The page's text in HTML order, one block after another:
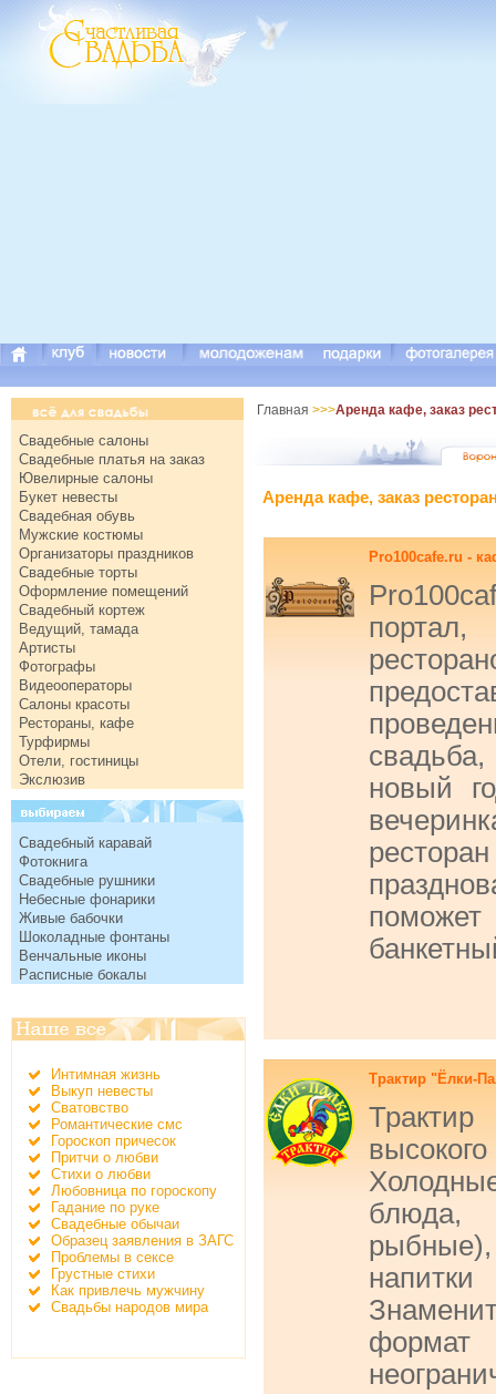
Свадебные салоны
Свадебные платья на заказ
Ювелирные салоны
Букет невесты
Свадебная обувь
Мужские костюмы
Организаторы праздников
Свадебные торты
Оформление помещений
Свадебный кортеж
Ведущий, тамада
Артисты
Фотографы
Видеооператоры
Салоны красоты
Рестораны, кафе
Турфирмы
Отели, гостиницы
Экслюзив
Свадебный каравай
Фотокнига
Свадебные рушники
Небесные фонарики
Живые бабочки
Шоколадные фонтаны
Венчальные иконы
Расписные бокалы
Интимная жизнь
Выкуп невесты
Сватовство
Романтические смс
Гороскоп причесок
Притчи о любви
Стихи о любви
Любовница по гороскопу
Гадание по руке
Свадебные обычаи
Образец заявления в ЗАГС
Проблемы в сексе
Грустные стихи
Как привлечь мужчину
Свадьбы народов мира
Главная >>>Аренда кафе, заказ
Аренда кафе, заказ
Pro100cafe.ru -
новый
Трактир "Ёлки-
блюда,